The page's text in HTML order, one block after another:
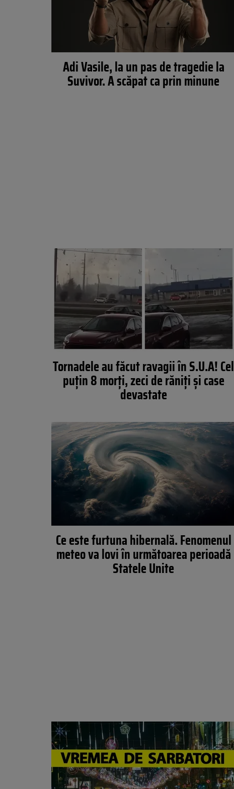
Adi Vasile, la un pas de tragedie la
Suvivor. A scăpat ca prin minune
Tornadele au făcut ravagii în S.U.A! Cel
puțin 8 morți, zeci de răniți și case
devastate
Ce este furtuna hibernală. Fenomenul
meteo va lovi în următoarea perioadă
Statele Unite